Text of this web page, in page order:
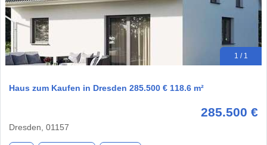
1 / 1
Haus zum Kaufen in Dresden 285.500 € 118.6 m²
285.500 €
Dresden, 01157